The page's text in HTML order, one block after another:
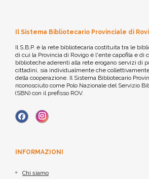
Il Sistema Bibliotecario Provinciale di
Il S.B.P. è la rete bibliotecaria costituita tra le
di cui la Provincia di Rovigo è l'ente capofila e di
biblioteche aderenti alla rete erogano servizi di
cittadini, sia individualmente che
della cooperazione. Il Sistema Bibliotecario
riconosciuto come Polo Nazionale del Servizio
(SBN) con il prefisso ROV.
INFORMAZIONI
Chi siamo